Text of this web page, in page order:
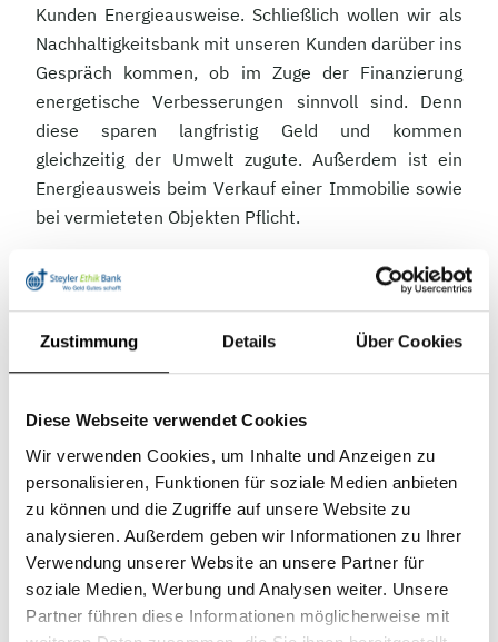
Zustimmung Details Über Cookies
Diese Webseite verwendet Cookies
Wir verwenden Cookies, um Inhalte und Anzeigen zu
personalisieren, Funktionen für soziale Medien anbieten
zu können und die Zugriffe auf unsere Website zu
analysieren. Außerdem geben wir Informationen zu Ihrer
Verwendung unserer Website an unsere Partner für
soziale Medien, Werbung und Analysen weiter. Unsere
Partner führen diese Informationen möglicherweise mit
Kunden Energieausweise. Schließlich wollen wir als
Nachhaltigkeitsbank mit unseren Kunden darüber ins
Gespräch kommen, ob im Zuge der Finanzierung
energetische Verbesserungen sinnvoll sind. Denn
diese sparen langfristig Geld und kommen
gleichzeitig der Umwelt zugute. Außerdem ist ein
Energieausweis beim Verkauf einer Immobilie sowie
bei vermieteten Objekten Pflicht.
Bessere Bewertung dank der PCAF-Datenbank
Bei Anschlussfinanzierungen ist der Ausweis
allerdings nicht zwingend erforderlich und liegt
darum häufig nicht vor. Um die Kosten für die
in diesen Fällen mit Behelfsinformationen. Wir
erfragen also den bisherigen Energieverbrauch. Für
eine bessere Bewertung des energetischen
Standards der Immobilien, die wir finanzieren, haben
wir uns nun einen neuen Partner gesucht.
Partnership for Carbon Accounting Financials (PCAF),
so heißt die Initiative. Frei übersetzt bedeutet das so
viel wie Kohlenstoffbilanzierung im Finanzwesen.